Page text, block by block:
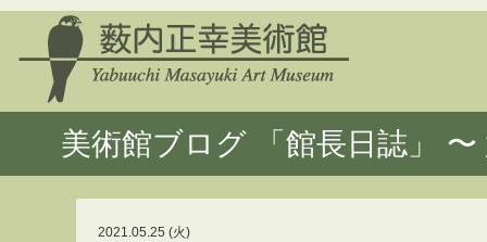
美術館ブログ 「館長日誌」
2021.05.25 (火)